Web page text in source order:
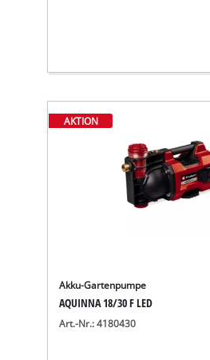
AKTION
Akku-Gartenpumpe
AQUINNA 18/30 F LED
Art.-Nr.: 4180430